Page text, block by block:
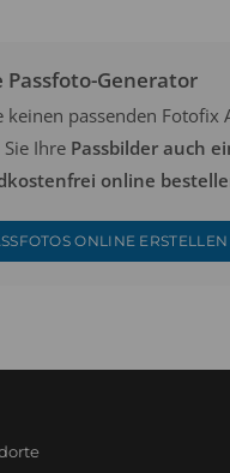
Passfoto-Generator
keinen passenden
Ihre Passbilder auch
online
ONLINE ERSTELLEN